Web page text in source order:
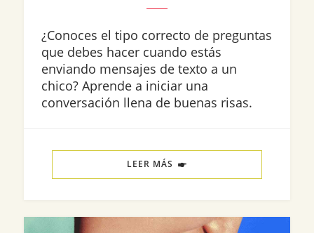
¿Conoces el tipo correcto de preguntas
que debes hacer cuando estás
enviando mensajes de texto a un
chico? Aprende a iniciar una
conversación llena de buenas risas.
LEER MÁS